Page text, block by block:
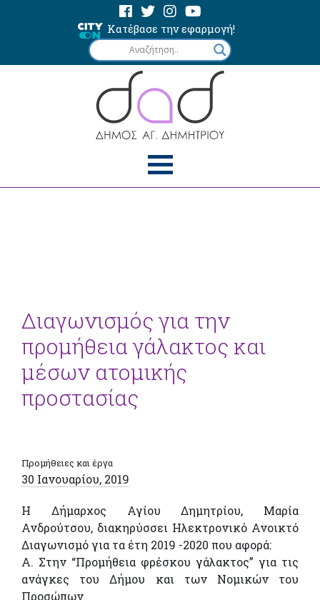
Κατέβασε την εφαρμογή!
Διαγωνισμός για την
προμήθεια γάλακτος και
μέσων ατομικής
προστασίας
Προμήθειες και έργα
30 Ιανουαρίου, 2019
Η Δήμαρχος Αγίου Δημητρίου, Μαρία
Ανδρούτσου, διακηρύσσει Ηλεκτρονικό Ανοικτό
Διαγωνισμό για τα έτη 2019 -2020 που αφορά:
Α. Στην “Προμήθεια φρέσκου γάλακτος” για τις
ανάγκες του Δήμου και των Νομικών του
Προσώπων.